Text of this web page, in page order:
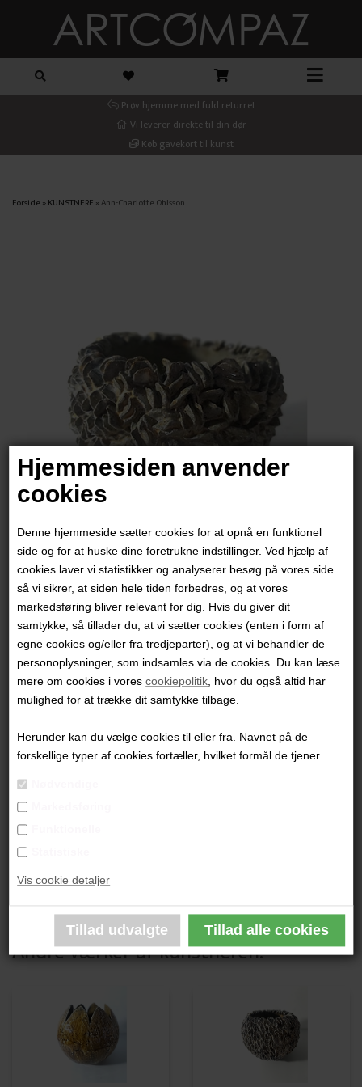
Hjemmesiden anvender
cookies
Denne hjemmeside sætter cookies for at opnå en funktionel
side og for at huske dine foretrukne indstillinger. Ved hjælp af
cookies laver vi statistikker og analyserer besøg på vores side
så vi sikrer, at siden hele tiden forbedres, og at vores
markedsføring bliver relevant for dig. Hvis du giver dit
samtykke, så tillader du, at vi sætter cookies (enten i form af
egne cookies og/eller fra tredjeparter), og at vi behandler de
personoplysninger, som indsamles via de cookies. Du kan læse
mere om cookies i vorescookiepolitik , hvor du også altid har
mulighed for at trække dit samtykke tilbage.
Herunder kan du vælge cookies til eller fra. Navnet på de
forskellige typer af cookies fortæller, hvilket formål de tjener.
Vis cookie detaljer
Prøv hjemme med fuld returret
Vi leverer direkte til din dør
Køb gavekort til kunst
Forside »KUNSTNERE »Ann-Charlotte Ohlsson
Ann-Charlotte Ohlsson
1.500,00DKK
"Orkidékrukke"
13 x 13 cm.
Stentøj
Unika
Andre værker af kunstneren: